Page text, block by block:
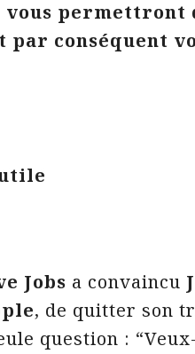
vous permettront
par conséquent
Jobs a convaincu
, de quitter son
question :